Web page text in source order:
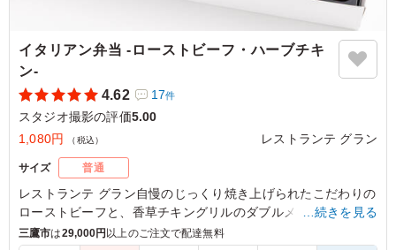
イタリアン弁当 -ローストビーフ・ハーブチキ
ン‐
4.62
17件
スタジオ撮影の評価5.00
1,080円
（税込） レストランテ グラン
サイズ 普通
レストランテ グラン自慢のじっくり焼き上げられたこだわりの
ローストビーフと、香草チキングリルのダブルメイン。厳選さ
れた12種類の副菜も魅力のお弁当です。
…続きを見る
三鷹市は29,000円以上のご注文で配達無料